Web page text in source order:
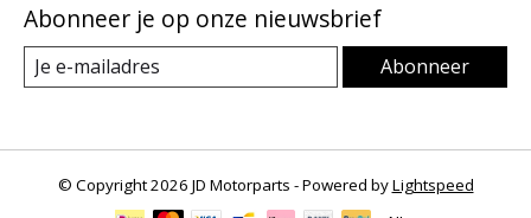
Abonneer je op onze nieuwsbrief
Abonneer
© Copyright 2026 JD Motorparts - Powered byLightspeed